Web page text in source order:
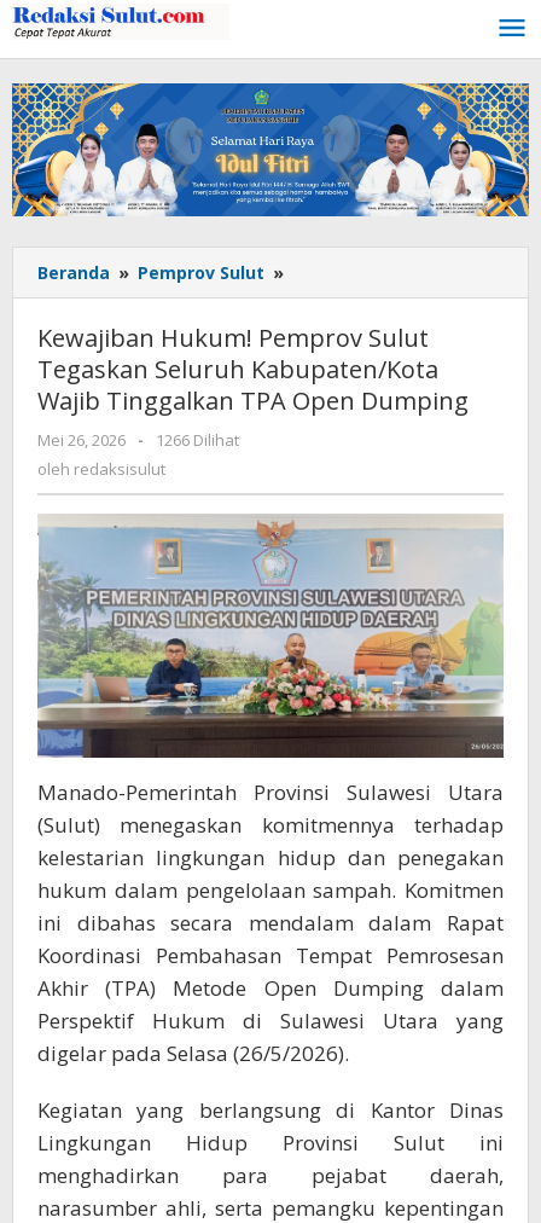
Lewati
ke
konten
Beranda » Pemprov Sulut »
Hukum!
Sulut
Tegaskan
Seluruh
TPA
Open
Dumping
Kewajiban Hukum! Pemprov Sulut
Tegaskan Seluruh Kabupaten/Kota
Wajib Tinggalkan TPA Open Dumping
Mei 26, 2026
oleh
redaksisulut
-
1266 Dilihat
oleh redaksisulut
Manado-Pemerintah Provinsi Sulawesi Utara
(Sulut) menegaskan komitmennya terhadap
kelestarian lingkungan hidup dan penegakan
hukum dalam pengelolaan sampah. Komitmen
ini dibahas secara mendalam dalam Rapat
Koordinasi Pembahasan Tempat Pemrosesan
Akhir (TPA) Metode Open Dumping dalam
Perspektif Hukum di Sulawesi Utara yang
digelar pada Selasa (26/5/2026).
Kegiatan yang berlangsung di Kantor Dinas
Lingkungan Hidup Provinsi Sulut ini
menghadirkan para pejabat daerah,
narasumber ahli, serta pemangku kepentingan